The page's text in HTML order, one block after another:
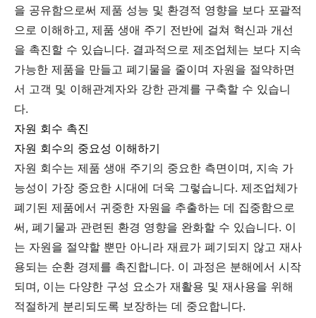
을 공유함으로써 제품 성능 및 환경적 영향을 보다 포괄적
으로 이해하고, 제품 생애 주기 전반에 걸쳐 혁신과 개선
을 촉진할 수 있습니다. 결과적으로 제조업체는 보다 지속
가능한 제품을 만들고 폐기물을 줄이며 자원을 절약하면
서 고객 및 이해관계자와 강한 관계를 구축할 수 있습니
다.
자원 회수 촉진
자원 회수의 중요성 이해하기
자원 회수는 제품 생애 주기의 중요한 측면이며, 지속 가
능성이 가장 중요한 시대에 더욱 그렇습니다. 제조업체가
폐기된 제품에서 귀중한 자원을 추출하는 데 집중함으로
써, 폐기물과 관련된 환경 영향을 완화할 수 있습니다. 이
는 자원을 절약할 뿐만 아니라 재료가 폐기되지 않고 재사
용되는 순환 경제를 촉진합니다. 이 과정은 분해에서 시작
되며, 이는 다양한 구성 요소가 재활용 및 재사용을 위해
적절하게 분리되도록 보장하는 데 중요합니다.